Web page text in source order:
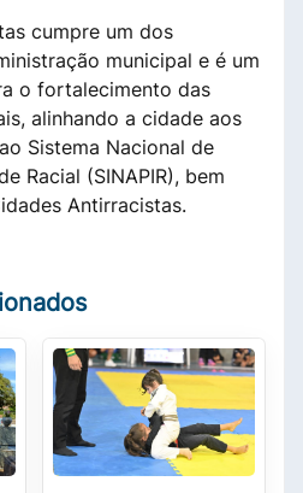
cumpre um dos
municipal e é um
o fortalecimento das
alinhando a cidade aos
Sistema Nacional de
Racial (SINAPIR), bem
Antirracistas.